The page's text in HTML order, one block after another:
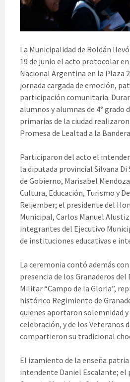
La Municipalidad de Roldán
19 de junio el acto protocolar
Nacional Argentina en la Plaza
jornada cargada de emoción,
participación comunitaria.
alumnos y alumnas de 4° grado
primarias de la ciudad
Promesa de Lealtad a la
Participaron del acto el
la diputada provincial Silvana
de Gobierno, Marisabel
Cultura, Educación, Turismo y
Reijember; el presidente del
Municipal, Carlos Manuel
integrantes del Ejecutivo
de instituciones educativas e
La ceremonia contó además
presencia de los Granaderos
Militar “Campo de la Gloria”,
histórico Regimiento de
quienes aportaron solemnidad
celebración, y de los Veteranos
compartieron su tradicional
El izamiento de la enseña
intendente Daniel Escalante; el